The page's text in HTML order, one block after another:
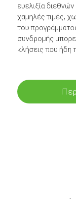
ευελιξία
χαμηλές τιμές,
του
συνδρομής
κλήσεις που ήδη